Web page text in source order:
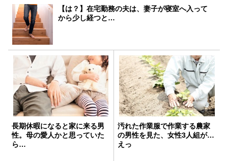
【は？】在宅勤務の夫は、妻子が寝室へ入って
から少し経つと…
長期休暇になると家に来る男
性。母の愛人かと思っていた
ら…
汚れた作業服で作業する農家
の男性を見た、女性3人組が…
えっ